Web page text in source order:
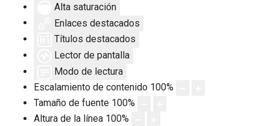
Alta saturación
Enlaces destacados
Títulos destacados
Lector de pantalla
Modo de lectura
Escalamiento de contenido 100%
Tamaño de fuente 100%
Altura de la línea 100%